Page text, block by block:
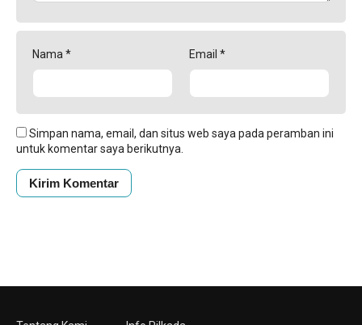
Nama * Email *
Simpan nama, email, dan situs web saya pada peramban ini
untuk komentar saya berikutnya.